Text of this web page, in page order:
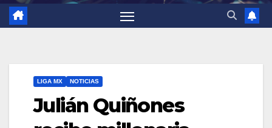
LIGA MX NOTICIAS
Julián Quiñones